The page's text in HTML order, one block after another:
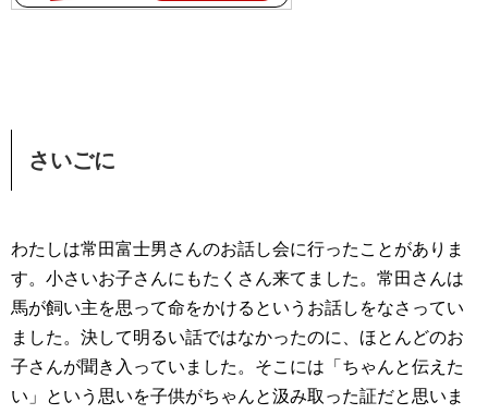
さいごに
わたしは常田富士男さんのお話し会に行ったことがありま
す。小さいお子さんにもたくさん来てました。常田さんは
馬が飼い主を思って命をかけるというお話しをなさってい
ました。決して明るい話ではなかったのに、ほとんどのお
子さんが聞き入っていました。そこには「ちゃんと伝えた
い」という思いを子供がちゃんと汲み取った証だと思いま